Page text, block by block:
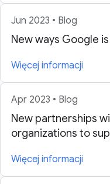
Jun 2023 • Blog
New ways Google
Więcej informacji
Apr 2023 • Blog
New partnerships
organizations to
Więcej informacji